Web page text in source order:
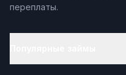
переплаты.